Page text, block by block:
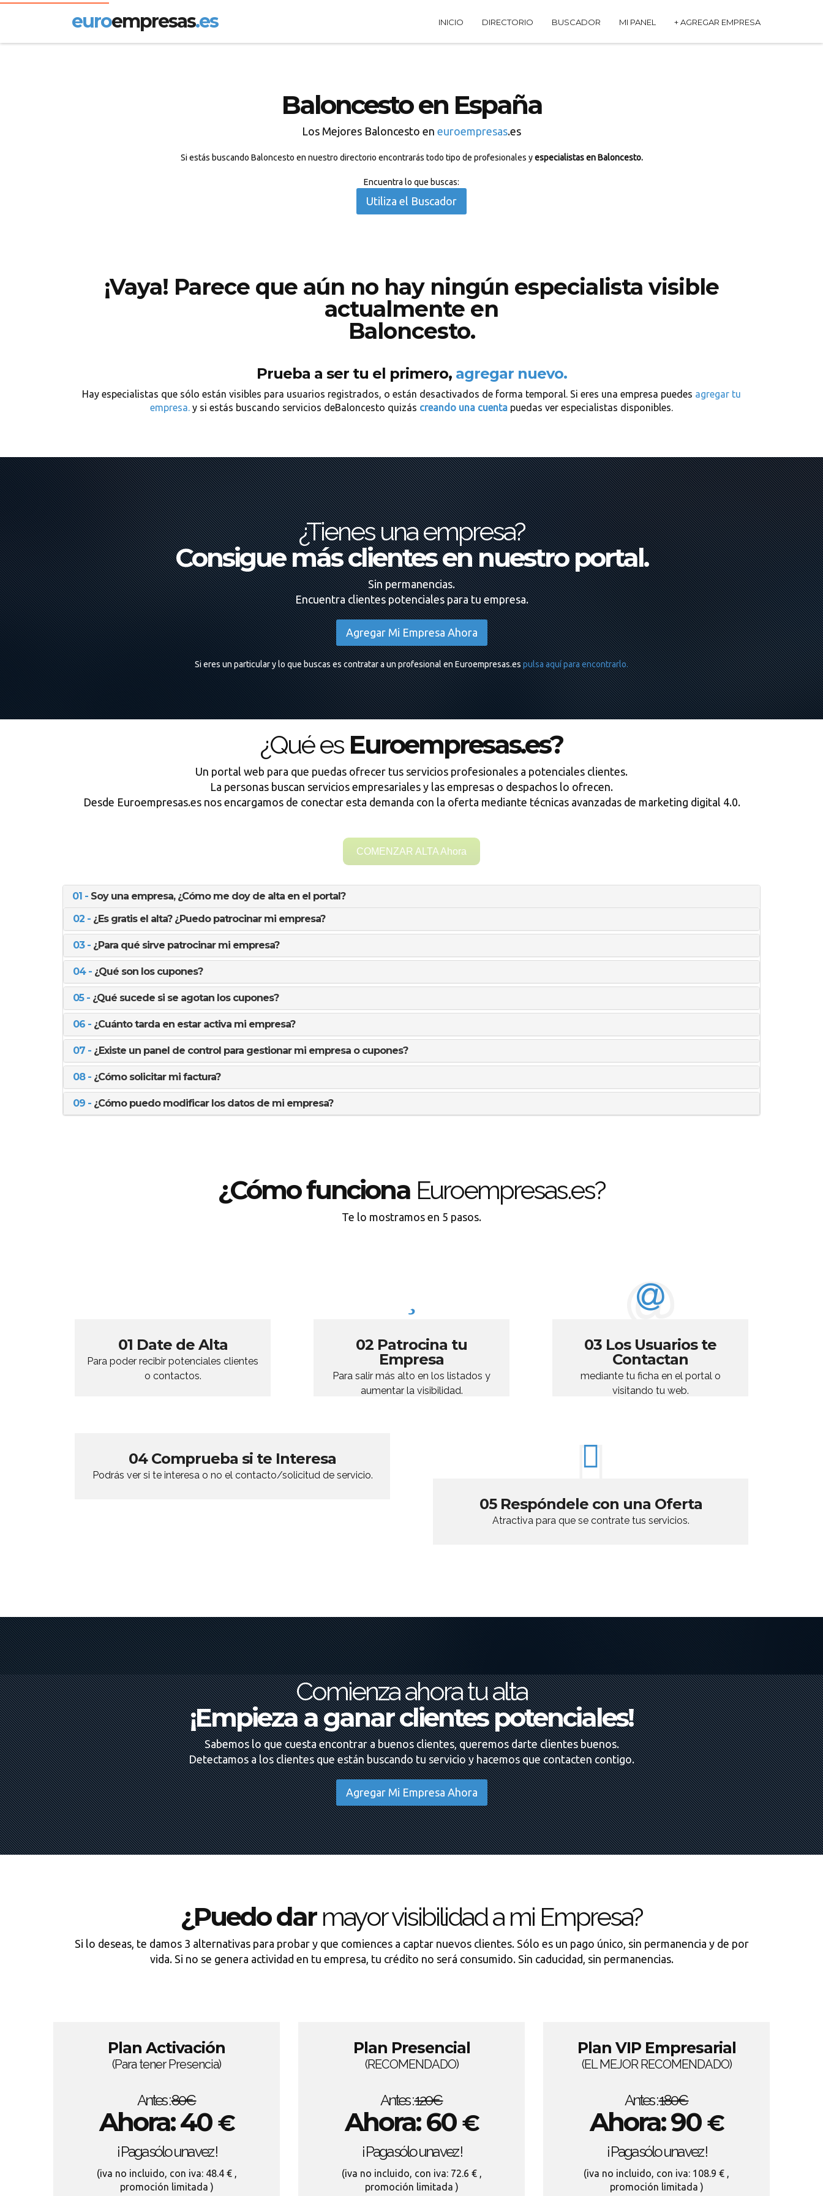
euroempresas.es INICIO DIRECTORIO BUSCADOR MI PANEL + AGREGAR EMPRESA
Baloncesto en España
Los Mejores Baloncesto en euroempresas.es
Si estás buscando Baloncesto en nuestro directorio encontrarás todo tipo de profesionales yespecialistas en Baloncesto.
Encuentra lo que buscas:
Utiliza el Buscador
¡Vaya! Parece que aún no hay ningún especialista visible
actualmente en
Baloncesto.
Prueba a ser tu el primero, agregar nuevo.
Hay especialistas que sólo están visibles para usuarios registrados, o están desactivados de forma temporal. Si eres una empresa puedes agregar tu
empresa. y si estás buscando servicios deBaloncesto quizás creando una cuenta puedas ver especialistas disponibles.
¿Tienes una empresa?
Consigue más clientes en nuestro portal.
Sin permanencias.
Encuentra clientes potenciales para tu empresa.
Agregar Mi Empresa Ahora
Si eres un particular y lo que buscas es contratar a un profesional en Euroempresas.es pulsa aquí para encontrarlo.
¿Qué esEuroempresas.es?
Un portal web para que puedas ofrecer tus servicios profesionales a potenciales clientes.
La personas buscan servicios empresariales y las empresas o despachos lo ofrecen.
Desde Euroempresas.es nos encargamos de conectar esta demanda con la oferta mediante técnicas avanzadas de marketing digital 4.0.
COMENZAR ALTA Ahora
01 - Soy una empresa, ¿Cómo me doy de alta en el portal?
02 - ¿Es gratis el alta? ¿Puedo patrocinar mi empresa?
03 - ¿Para qué sirve patrocinar mi empresa?
04 - ¿Qué son los cupones?
05 - ¿Qué sucede si se agotan los cupones?
06 - ¿Cuánto tarda en estar activa mi empresa?
07 - ¿Existe un panel de control para gestionar mi empresa o cupones?
08 - ¿Cómo solicitar mi factura?
09 - ¿Cómo puedo modificar los datos de mi empresa?
¿Cómo funciona Euroempresas.es?
Te lo mostramos en 5 pasos.
01 Date de Alta
Para poder recibir potenciales clientes
o contactos.
02 Patrocina tu
Empresa
Para salir más alto en los listados y
aumentar la visibilidad.
03 Los Usuarios te
Contactan
mediante tu ficha en el portal o
visitando tu web.
04 Comprueba si te Interesa
Podrás ver si te interesa o no el contacto/solicitud de servicio.
05 Respóndele con una Oferta
Atractiva para que se contrate tus servicios.
Comienza ahora tu alta
¡Empieza a ganar clientes potenciales!
Sabemos lo que cuesta encontrar a buenos clientes, queremos darte clientes buenos.
Detectamos a los clientes que están buscando tu servicio y hacemos que contacten contigo.
Agregar Mi Empresa Ahora
¿Puedo dar mayor visibilidad a mi Empresa?
Si lo deseas, te damos 3 alternativas para probar y que comiences a captar nuevos clientes. Sólo es un pago único, sin permanencia y de por
vida. Si no se genera actividad en tu empresa, tu crédito no será consumido. Sin caducidad, sin permanencias.
Plan Activación
(Para tener Presencia)
Antes :80€
Ahora: 40 €
¡ Paga sólo una vez !
(iva no incluido, con iva: 48.4 € ,
promoción limitada )
Plan Presencial
(RECOMENDADO)
Antes :120€
Ahora: 60 €
¡ Paga sólo una vez !
(iva no incluido, con iva: 72.6 € ,
promoción limitada )
Plan VIP Empresarial
(EL MEJOR RECOMENDADO)
Antes :180€
Ahora: 90 €
¡ Paga sólo una vez !
(iva no incluido, con iva: 108.9 € ,
promoción limitada )